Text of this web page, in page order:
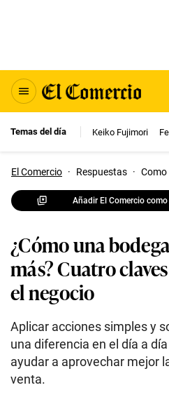
Temas del día Keiko Fujimori
El Comercio · Respuestas · Como
Añadir El Comercio
¿Cómo una
más? Cuatro
el negocio
Aplicar acciones simples y
una diferencia en el día a
ayudar a aprovechar mejor
venta.